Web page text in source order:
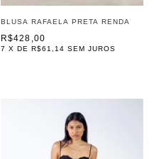
BLUSA RAFAELA PRETA RENDA
R$428,00
7 X DE R$61,14 SEM JUROS